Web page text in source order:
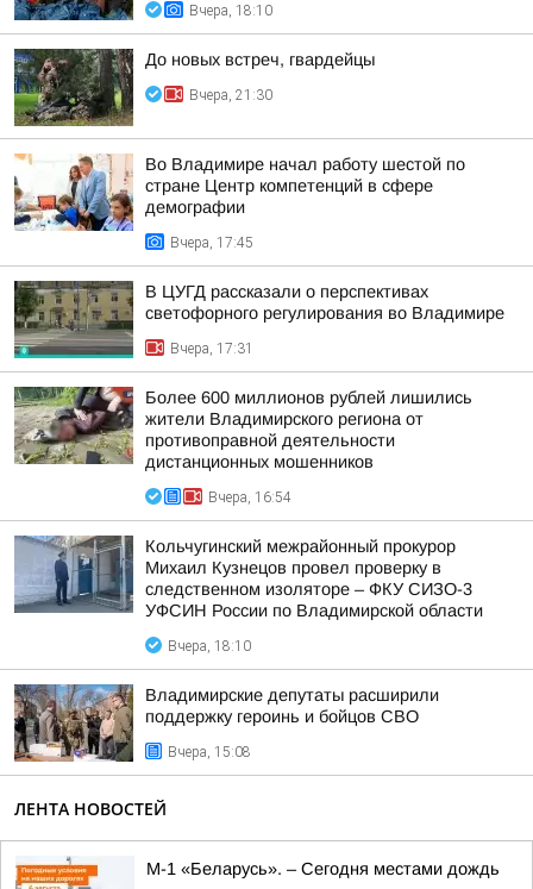
Вчера, 18:10
До новых встреч, гвардейцы
Вчера, 21:30
Во Владимире начал работу шестой по
стране Центр компетенций в сфере
демографии
Вчера, 17:45
В ЦУГД рассказали о перспективах
светофорного регулирования во Владимире
Вчера, 17:31
Более 600 миллионов рублей лишились
жители Владимирского региона от
противоправной деятельности
дистанционных мошенников
Вчера, 16:54
Кольчугинский межрайонный прокурор
Михаил Кузнецов провел проверку в
следственном изоляторе – ФКУ СИЗО-3
УФСИН России по Владимирской области
Вчера, 18:10
Владимирские депутаты расширили
поддержку героинь и бойцов СВО
Вчера, 15:08
ЛЕНТА НОВОСТЕЙ
М-1 «Беларусь». – Сегодня местами дождь